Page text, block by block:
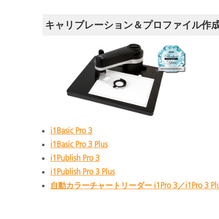
キャリブレーション＆プロファイル作
i1Basic Pro 3
i1Basic Pro 3 Plus
i1Publish Pro 3
i1Publish Pro 3 Plus
自動カラーチャートリーダー i1Pro 3／i1Pro 3